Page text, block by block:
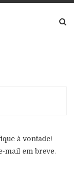
à vontade!
mail em breve.